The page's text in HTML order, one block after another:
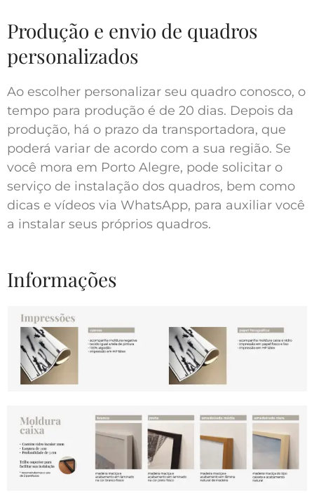
Produção e envio de quadros
personalizados
Ao escolher personalizar seu quadro conosco, o
tempo para produção é de 20 dias. Depois da
produção, há o prazo da transportadora, que
poderá variar de acordo com a sua região. Se
você mora em Porto Alegre, pode solicitar o
serviço de instalação dos quadros, bem como
dicas e vídeos via WhatsApp, para auxiliar você
a instalar seus próprios quadros.
Informações